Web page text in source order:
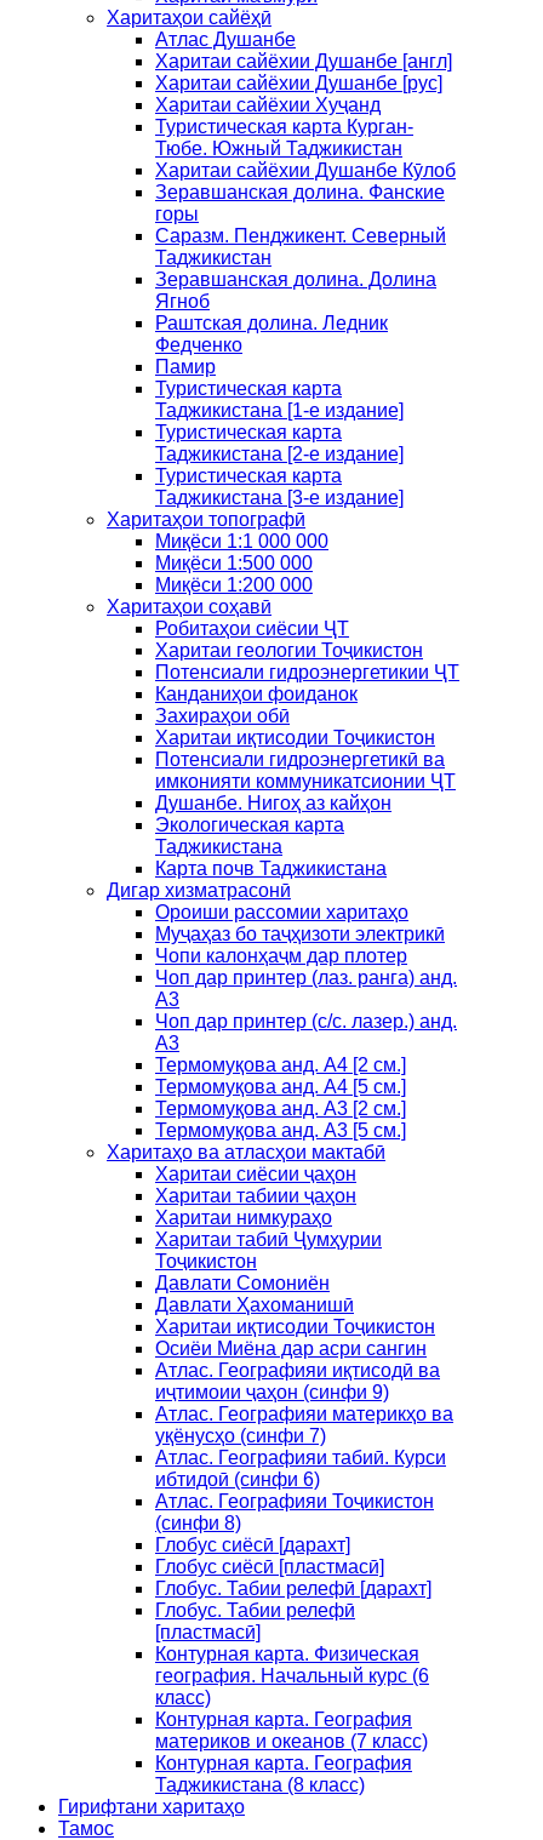
Харитаҳои сайёҳӣ
Атлас Душанбе
Харитаи сайёхии Душанбе [англ]
Харитаи сайёхии Душанбе [рус]
Харитаи сайёхии Хуҷанд
Туристическая карта Курган-
Тюбе. Южный Таджикистан
Харитаи сайёхии Душанбе Кӯлоб
Зеравшанская долина. Фанские
горы
Саразм. Пенджикент. Северный
Таджикистан
Зеравшанская долина. Долина
Ягноб
Раштская долина. Ледник
Федченко
Памир
Туристическая карта
Таджикистана [1-е издание]
Туристическая карта
Таджикистана [2-е издание]
Туристическая карта
Таджикистана [3-е издание]
Харитаҳои топографӣ
Миқёси 1:1 000 000
Миқёси 1:500 000
Миқёси 1:200 000
Харитаҳои соҳавӣ
Робитаҳои сиёсии ҶТ
Харитаи геологии Тоҷикистон
Потенсиали гидроэнергетикии ҶТ
Канданиҳои фоиданок
Захираҳои обӣ
Харитаи иқтисодии Тоҷикистон
Потенсиали гидроэнергетикӣ ва
имконияти коммуникатсионии ҶТ
Душанбе. Нигоҳ аз кайҳон
Экологическая карта
Таджикистана
Карта почв Таджикистана
Дигар хизматрасонӣ
Ороиши рассомии харитаҳо
Муҷаҳаз бо таҷҳизоти электрикӣ
Чопи калонҳаҷм дар плотер
Чоп дар принтер (лаз. ранга) анд.
А3
Чоп дар принтер (с/с. лазер.) анд.
А3
Термомуқова анд. А4 [2 см.]
Термомуқова анд. А4 [5 см.]
Термомуқова анд. А3 [2 см.]
Термомуқова анд. А3 [5 см.]
Харитаҳо ва атласҳои мактабӣ
Харитаи сиёсии ҷаҳон
Харитаи табиии ҷаҳон
Харитаи нимкураҳо
Харитаи табиӣ Ҷумҳурии
Тоҷикистон
Давлати Сомониён
Давлати Ҳахоманишӣ
Харитаи иқтисодии Тоҷикистон
Осиёи Миёна дар асри сангин
Атлас. Географияи иқтисодӣ ва
иҷтимоии ҷаҳон (синфи 9)
Атлас. Географияи материкҳо ва
уқёнусҳо (синфи 7)
Атлас. Географияи табиӣ. Курси
ибтидоӣ (синфи 6)
Атлас. Географияи Тоҷикистон
(синфи 8)
Глобус сиёсӣ [дарахт]
Глобус сиёсӣ [пластмасӣ]
Глобус. Табии релефӣ [дарахт]
Глобус. Табии релефӣ
[пластмасӣ]
Контурная карта. Физическая
география. Начальный курс (6
класс)
Контурная карта. География
материков и океанов (7 класс)
Контурная карта. География
Таджикистана (8 класс)
Гирифтани харитаҳо
Тамос